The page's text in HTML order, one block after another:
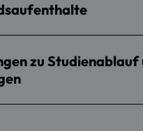
zu Studienablauf